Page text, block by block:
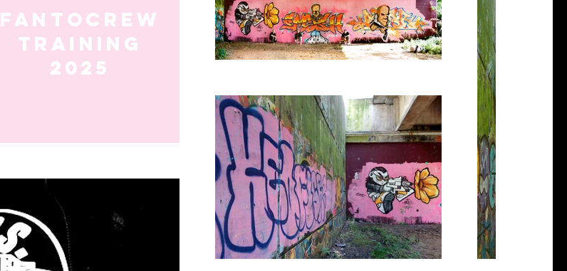
FANTOCREW
TRAINING
2025